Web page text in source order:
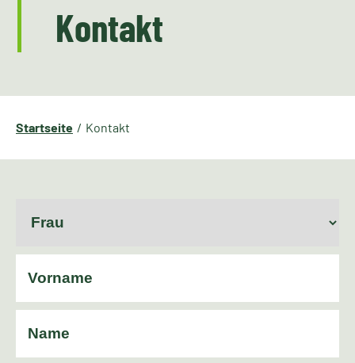
Kontakt
Startseite Kontakt